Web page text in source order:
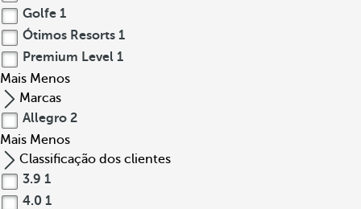
Golfe 1
Ótimos Resorts 1
Premium Level 1
Mais Menos
Marcas
Allegro 2
Mais Menos
Classificação dos clientes
3.9 1
4.0 1